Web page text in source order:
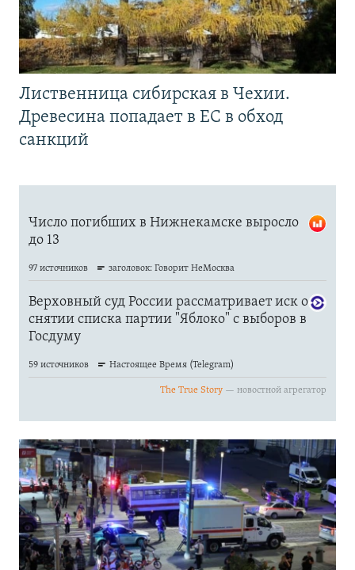
Лиственница сибирская в Чехии.
Древесина попадает в ЕС в обход
санкций